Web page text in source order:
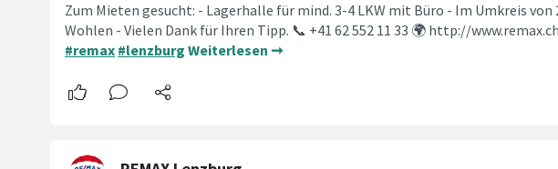
Zum Mieten gesucht: - Lagerhalle für mind. 3-4 LKW mit Büro - Im Umkreis von
Wohlen - Vielen Dank für Ihren Tipp. 📞 +41 62 552 11 33 🌍 http://
#remax #lenzburg Weiterlesen ➞